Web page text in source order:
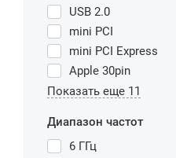
USB 2.0
mini PCI
mini PCI Express
Apple 30pin
Показать еще 11
Диапазон частот
6 ГГц